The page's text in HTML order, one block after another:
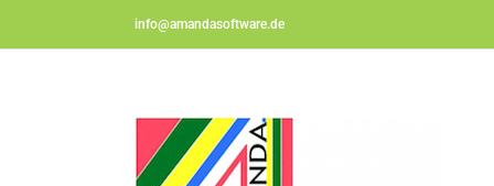
to
info@amandasoftware.de